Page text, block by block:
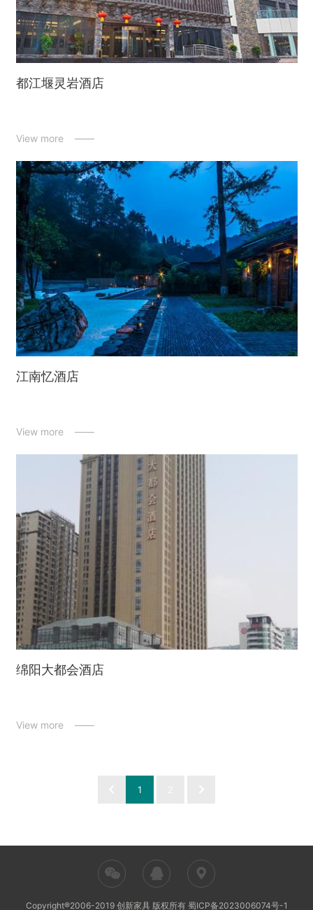
都江堰灵岩酒店
View more ——
江南忆酒店
View more ——
绵阳大都会酒店
View more ——
1
  
Copyright®2006-2019 创新家具 版权所有 蜀ICP备2023006074号-1